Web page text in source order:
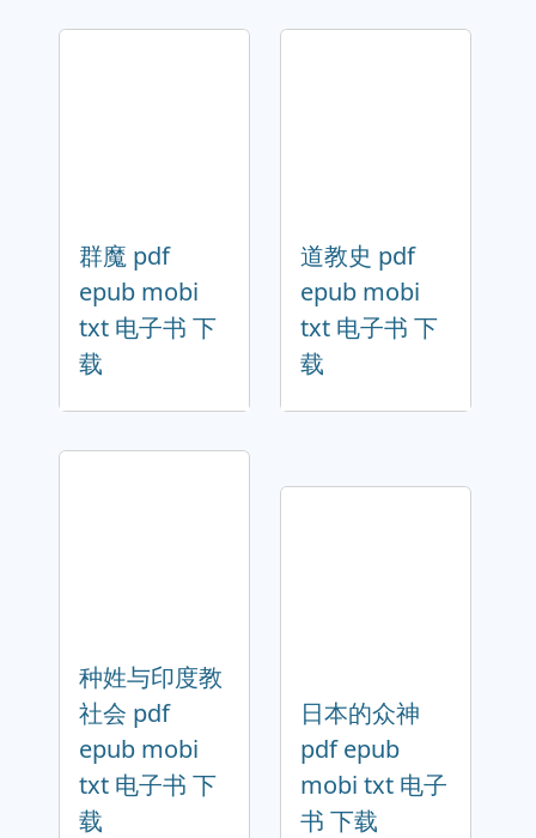
群魔 pdf
epub mobi
txt 电子书 下
载
道教史 pdf
epub mobi
txt 电子书 下
载
种姓与印度教
社会 pdf
epub mobi
txt 电子书 下
载
日本的众神
pdf epub
mobi txt 电子
书 下载